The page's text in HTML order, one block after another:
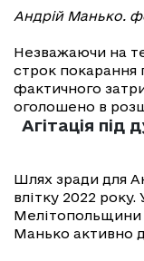
Андрій Манько.
Незважаючи на
строк покарання
фактичного
оголошено в
Агітація під
Шлях зради для
влітку 2022 року.
Мелітопольщини
Манько активно